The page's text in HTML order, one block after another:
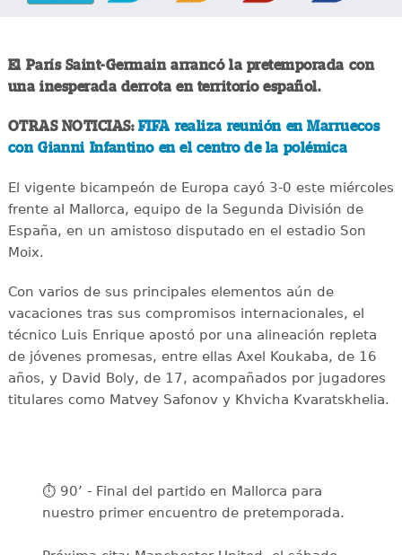
El París Saint-Germain arrancó la pretemporada con
una inesperada derrota en territorio español.
OTRAS NOTICIAS: FIFA realiza reunión en Marruecos
con Gianni Infantino en el centro de la polémica
El vigente bicampeón de Europa cayó 3-0 este miércoles
frente al Mallorca, equipo de la Segunda División de
España, en un amistoso disputado en el estadio Son
Moix.
Con varios de sus principales elementos aún de
vacaciones tras sus compromisos internacionales, el
técnico Luis Enrique apostó por una alineación repleta
de jóvenes promesas, entre ellas Axel Koukaba, de 16
años, y David Boly, de 17, acompañados por jugadores
titulares como Matvey Safonov y Khvicha Kvaratskhelia.
⏱️ 90’ - Final del partido en Mallorca para
nuestro primer encuentro de pretemporada.